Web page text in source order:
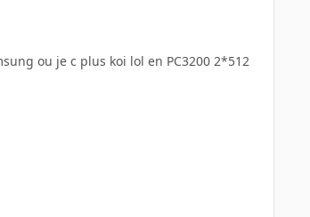
ou je c plus koi lol en PC3200 2*512